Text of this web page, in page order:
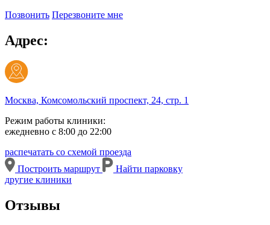
Позвонить Перезвоните мне
Адрес:
Москва, Комсомольский проспект, 24, стр. 1
Режим работы клиники:
ежедневно с 8:00 до 22:00
распечатать со схемой проезда
Построить маршрут
Найти парковку
другие клиники
Отзывы